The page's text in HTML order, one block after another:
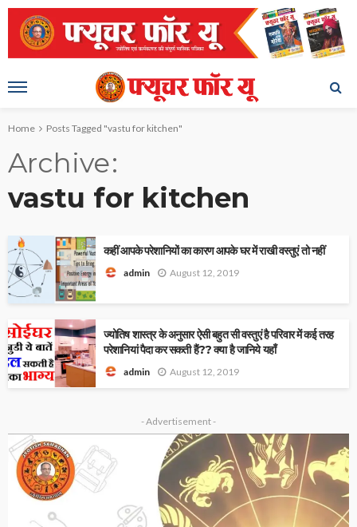
Home Posts Tagged "vastu for kitchen"
Archive
vastu for kitchen
कहीं आपके परेशानियों का कारण आपके घर में राखी वस्तुएं तो नहीं
admin August 12, 2019
ज्योतिष शास्त्र के अनुसार ऐसी बहुत सी वस्तुएं है परिवार में कई तरह
परेशानियां पैदा कर सकती हैं?? क्या है जानिये यहाँ
admin August 12, 2019
- Advertisement -